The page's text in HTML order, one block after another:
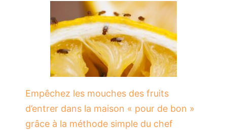
​Empêchez les mouches des fruits
d’entrer dans la maison « pour de bon »
grâce à la méthode simple du chef